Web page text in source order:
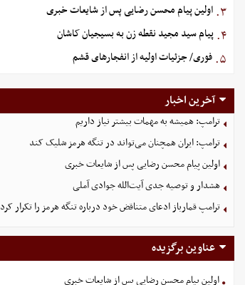
۳. اولین پیام محسن رضایی پس از شایعات خبری
۴. پیام سید مجید نقطه زن به بسیجیان کاشان
۵. فوری/ جزئیات اولیه از انفجارهای قشم
آخرین اخبار
ترامپ: همیشه به مهمات بیشتر نیاز داریم
ترامپ: ایران همچنان می‌تواند در تنگه هرمز شلیک کند
اولین پیام محسن رضایی پس از شایعات خبری
هشدار و توصیه جدی آیت‌الله جوادی آملی
ترامپ قمارباز ادعای متناقض خود درباره تنگه هرمز را تکرار کرد
عناوین برگزیده
اولین پیام محسن رضایی پس از شایعات خبری